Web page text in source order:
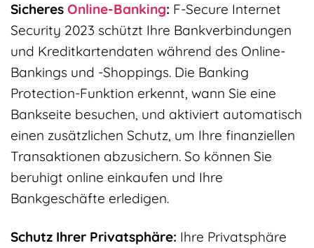
Sicheres Online-Banking: F-Secure Internet
Security 2023 schützt Ihre Bankverbindungen
und Kreditkartendaten während des Online-
Bankings und -Shoppings. Die Banking
Protection-Funktion erkennt, wann Sie eine
Bankseite besuchen, und aktiviert automatisch
einen zusätzlichen Schutz, um Ihre finanziellen
Transaktionen abzusichern. So können Sie
beruhigt online einkaufen und Ihre
Bankgeschäfte erledigen.
Schutz Ihrer Privatsphäre: Ihre Privatsphäre